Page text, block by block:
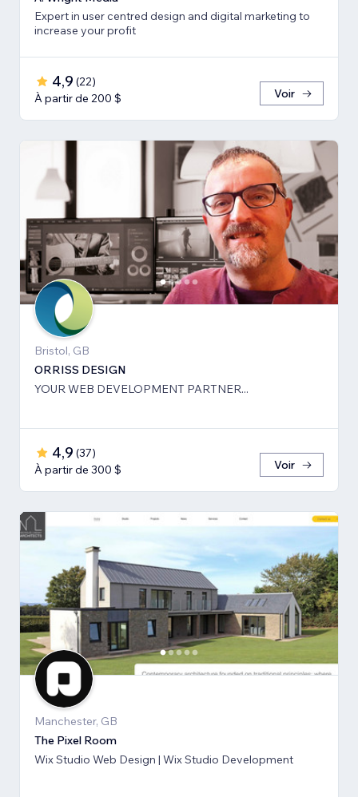
Expert in user centred design and digital marketing to
increase your profit
4,9 (22)
À partir de 200 $
Voir
Bristol, GB
ORRISS DESIGN
YOUR WEB DEVELOPMENT PARTNER...
4,9 (37)
À partir de 300 $
Voir
Manchester, GB
The Pixel Room
Wix Studio Web Design | Wix Studio Development